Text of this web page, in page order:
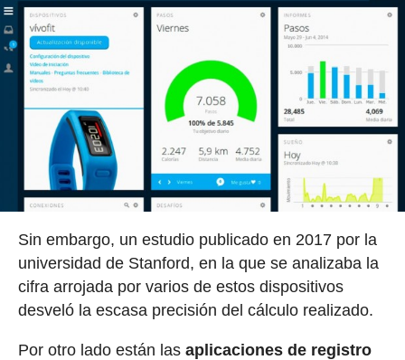
Sin embargo, un estudio publicado en 2017 por la
universidad de Stanford, en la que se analizaba la
cifra arrojada por varios de estos dispositivos
desveló la escasa precisión del cálculo realizado.
Por otro lado están las aplicaciones de registro